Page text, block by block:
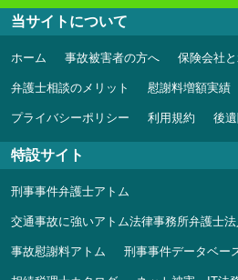
当サイトについて
ホーム 事故被害者の方へ 保険会社
弁護士相談のメリット 慰謝料増額実績
プライバシーポリシー 利用規約 後
特設サイト
刑事事件弁護士アトム
交通事故に強いアトム法律事務所弁護士
事故慰謝料アトム 刑事事件データベー